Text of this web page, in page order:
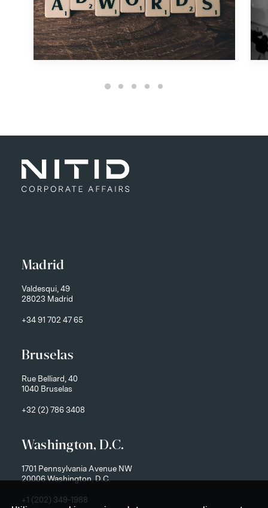
Madrid
Valdesqui, 49
28023 Madrid
+34 91 702 47 65
Bruselas
Rue Belliard, 40
1040 Bruselas
+32 (2) 786 3408
Washington, D.C.
1701 Pennsylvania Avenue NW
20006 Washington, D.C.
+1 (202) 349-1988